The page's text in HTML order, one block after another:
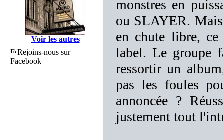
Voir les autres
Rejoins-nous sur
Facebook
monstres en
ou SLAYER.
en chute libre,
label. Le groupe
ressortir un
pas les foules
annoncée ?
justement tout